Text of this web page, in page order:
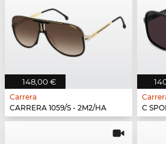
148,00 €
Carrera
CARRERA 1059/S - 2M2/HA
C